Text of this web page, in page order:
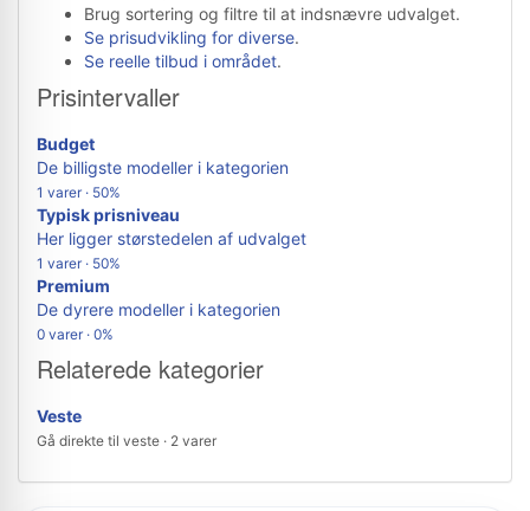
Brug sortering og filtre til at indsnævre udvalget.
Se prisudvikling for diverse.
Se reelle tilbud i området.
Prisintervaller
Budget
De billigste modeller i kategorien
1 varer · 50%
Typisk prisniveau
Her ligger størstedelen af udvalget
1 varer · 50%
Premium
De dyrere modeller i kategorien
0 varer · 0%
Relaterede kategorier
Veste
Gå direkte til veste · 2 varer